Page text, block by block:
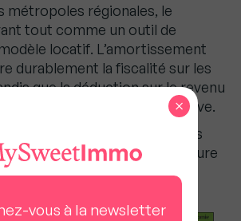
métropoles régionales, le
tout comme un outil de
locatif. L’amortissement
durablement la fiscalité sur les
que la déduction sur le revenu
économie d’impôt significative.
la loi Jeanbrun n’y vise pas
marquée, mais une meilleure
recherchée par les
vous à la newsletter
×